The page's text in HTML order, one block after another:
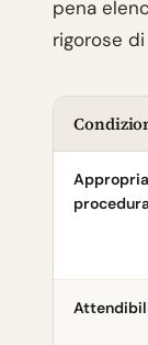
pena
rigorose